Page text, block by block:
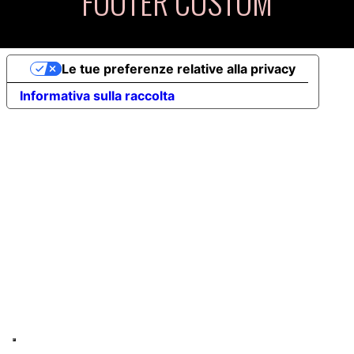
Informativa sulla raccolta
Le tue preferenze relative alla privacy